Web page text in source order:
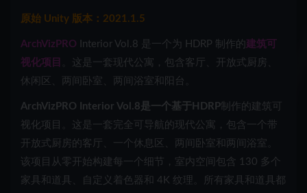
原始 Unity 版本：2021.1.5
ArchVizPRO Interior Vol.8 是一个为 HDRP 制作的 建筑可
视化项目
。这是一套现代公寓，包含客厅、开放式厨房、
休闲区、两间卧室、两间浴室和阳台。
ArchVizPRO Interior Vol.8是一个基于 HDRP制作的建筑可
视化项目。这是一套完全可导航的现代公寓，包含一个带
开放式厨房的客厅、一个休息区、两间卧室和两间浴室。
该项目从零开始构建每一个细节，室内空间包含 130 多个
家具和道具、自定义着色器和 4K 纹理。所有家具和道具都